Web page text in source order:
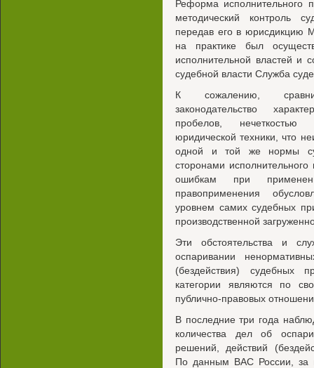
Реформа исполнительного
методический контроль
передав его в юрисдикцию
на практике был
исполнительной властей и
судебной власти Служба
К сожалению,
законодательство
пробелов,
юридической техники, что
одной и той же нормы
сторонами
ошибкам при
правоприменения
уровнем самих судебных
производственной
Эти обстоятельства и
оспаривании
(бездействия) судебных
категории являются по
публично-правовых
В последние три года
количества дел об
решений, действий
По данным ВАС России, за